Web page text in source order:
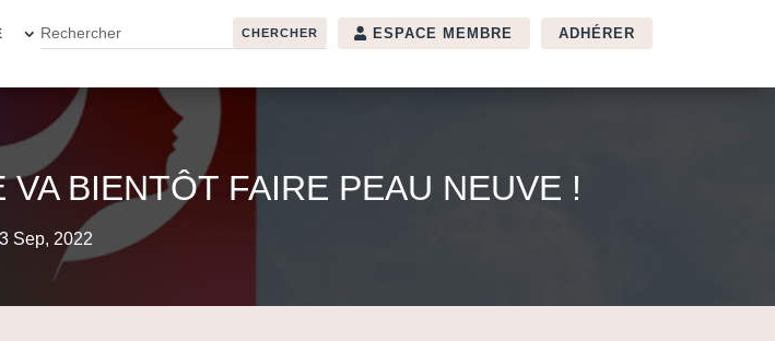
ESPACE MEMBRE ADHÉRER
BIENTÔT FAIRE PEAU NEUVE !
Sep, 2022